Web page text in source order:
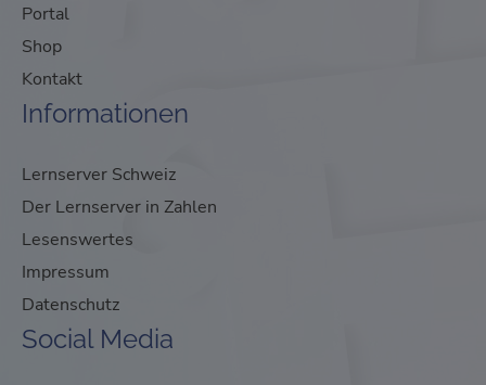
Portal
Shop
Kontakt
Informationen
Lernserver Schweiz
Der Lernserver in Zahlen
Lesenswertes
Impressum
Datenschutz
Social Media